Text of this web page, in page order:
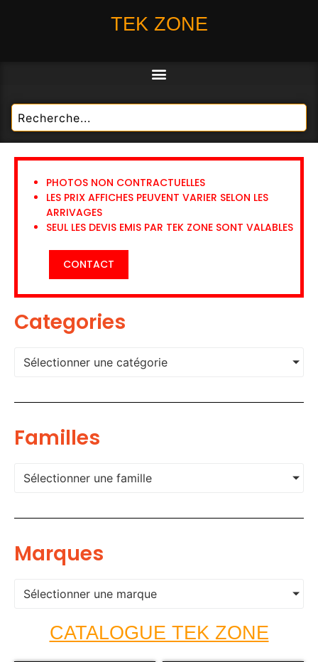
TEK ZONE
PHOTOS NON CONTRACTUELLES
LES PRIX AFFICHES PEUVENT VARIER SELON LES
ARRIVAGES
SEUL LES DEVIS EMIS PAR TEK ZONE SONT VALABLES
CONTACT
Categories
Sélectionner une catégorie
Familles
Sélectionner une famille
Marques
Sélectionner une marque
CATALOGUE TEK ZONE